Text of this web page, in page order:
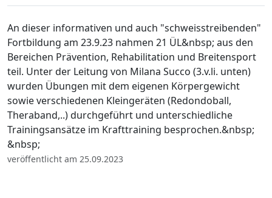
An dieser informativen und auch "schweisstreibenden"
Fortbildung am 23.9.23 nahmen 21 ÜL&nbsp; aus den
Bereichen Prävention, Rehabilitation und Breitensport
teil. Unter der Leitung von Milana Succo (3.v.li. unten)
wurden Übungen mit dem eigenen Körpergewicht
sowie verschiedenen Kleingeräten (Redondoball,
Theraband,..) durchgeführt und unterschiedliche
Trainingsansätze im Krafttraining besprochen.&nbsp;
&nbsp;
veröffentlicht am 25.09.2023